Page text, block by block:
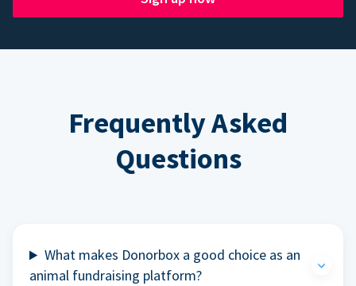
Frequently Asked
Questions
What makes Donorbox a good choice as an
animal fundraising platform?